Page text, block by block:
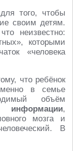
того, чтобы
своим детям.
неизвестно:
которыми
«человека
что ребёнок
в семье
объём
информации,
мозга и
В